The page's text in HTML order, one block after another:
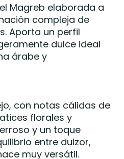
Magreb elaborada a
compleja de
Aporta un perfil
dulce ideal
árabe y
con notas cálidas de
florales y
y un toque
entre dulzor,
muy versátil.